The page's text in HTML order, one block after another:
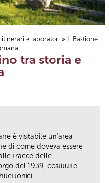
itinerari e laboratori » Il Bastione
tra storia e
è visitabile un’area
di come doveva essere
tracce delle
del 1939, costituite